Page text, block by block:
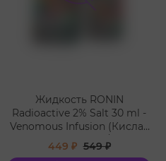
Жидкость RONIN
Radioactive 2% Salt 30 ml -
Venomous Infusion (Кислая
клубника киви/Kiwi
Strawberries
449 ₽ 549 ₽